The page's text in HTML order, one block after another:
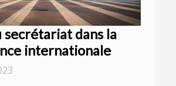
secrétariat dans la
internationale